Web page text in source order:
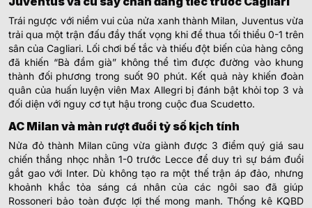
Trái ngược với niềm vui của nửa xanh thành Milan, Juventus vừa
trải qua một trận đấu đầy thất vọng khi để thua tối thiểu 0-1 trên
sân của Cagliari. Lối chơi bế tắc và thiếu đột biến của hàng công
đã khiến “Bà đầm già” không thể tìm được đường vào khung
thành đối phương trong suốt 90 phút. Kết quả này khiến đoàn
quân của huấn luyện viên Max Allegri bị đánh bật khỏi top 3 và
đối diện với nguy cơ tụt hậu trong cuộc đua Scudetto.
AC Milan và màn rượt đuổi tỷ số kịch tính
Nửa đỏ thành Milan cũng vừa giành được 3 điểm quý giá sau
chiến thắng nhọc nhằn 1-0 trước Lecce để duy trì sự bám đuổi
gắt gao với Inter. Dù không tạo ra một thế trận áp đảo, nhưng
khoảnh khắc tỏa sáng cá nhân của các ngôi sao đã giúp
Rossoneri bảo toàn được lợi thế mong manh. Thống kê KQBD